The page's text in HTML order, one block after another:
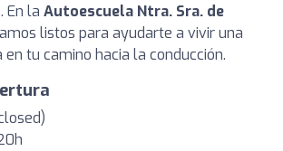
En la Autoescuela Ntra. Sra. de
listos para ayudarte a vivir una
en tu camino hacia la conducción.